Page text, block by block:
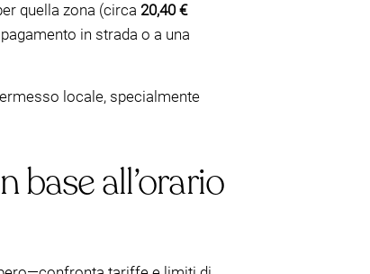
quella zona (circa 20,40 €
in strada o a una
locale, specialmente
all’orario